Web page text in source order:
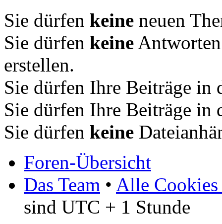
Sie dürfen keine neuen
Sie dürfen keine
erstellen.
Sie dürfen Ihre Beiträge in
Sie dürfen Ihre Beiträge in
Sie dürfen keine
Foren-Übersicht
Das Team • Alle Cookies
sind UTC + 1 Stunde